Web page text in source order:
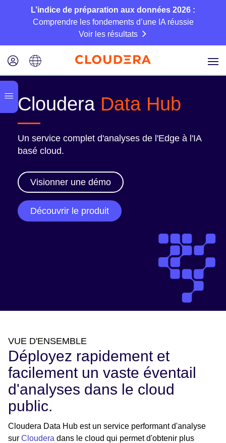
L’indice de préparation aux données 2026 :
Comprendre les fondements d’une IA réussie
Voir les résultats
Cloudera Data Hub
Un service complet d'analyses de l'Edge à l'IA
basé cloud.
Visionner une démo
Découvrir le produit
VUE D'ENSEMBLE
Déployez rapidement et
facilement un vaste éventail
d'analyses dans le cloud
public.
Cloudera Data Hub est un service performant d'analyse
sur Cloudera dans le cloud qui permet d'obtenir plus